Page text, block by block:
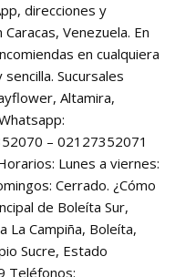
direcciones y
Venezuela. En
en cualquiera
Sucursales
Altamira,
– 02127352071
Lunes a viernes:
Cerrado. ¿Cómo
de Boleíta Sur,
La Campiña, Boleíta,
Sucre, Estado
Teléfonos: